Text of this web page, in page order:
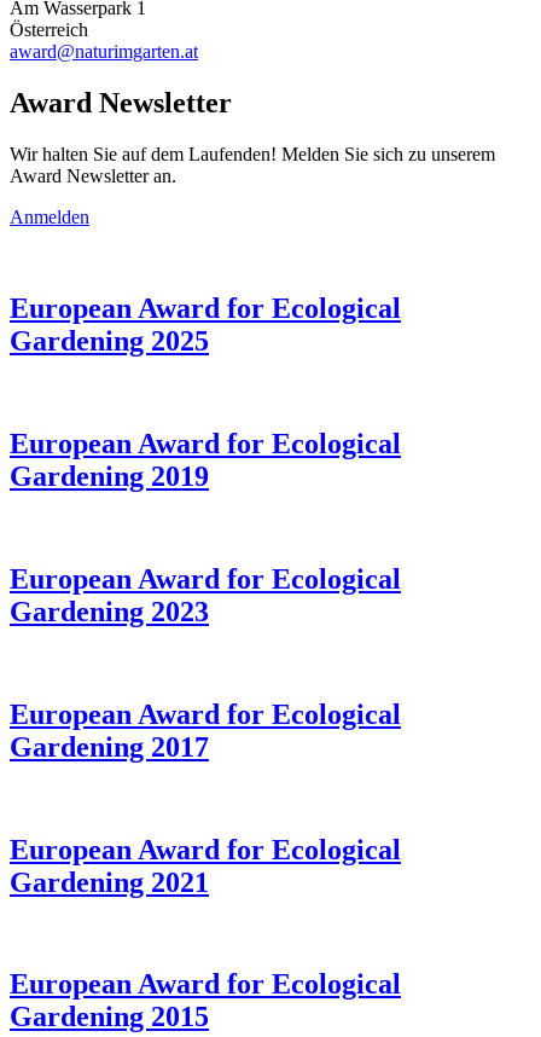
Am Wasserpark 1
Österreich
award@naturimgarten.at
Award Newsletter
Wir halten Sie auf dem Laufenden! Melden Sie sich zu unserem
Award Newsletter an.
Anmelden
European Award for Ecological
Gardening 2025
European Award for Ecological
Gardening 2019
European Award for Ecological
Gardening 2023
European Award for Ecological
Gardening 2017
European Award for Ecological
Gardening 2021
European Award for Ecological
Gardening 2015